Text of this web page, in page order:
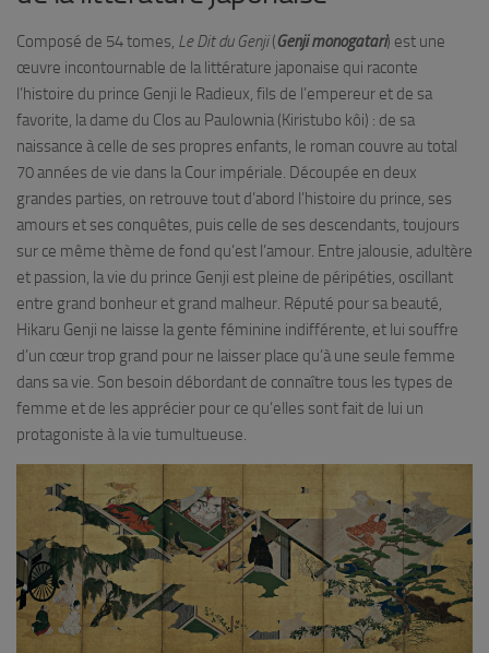
Composé de 54 tomes, Le Dit du Genji(Genji monogatari) est une
œuvre incontournable de la littérature japonaise qui raconte
l’histoire du prince Genji le Radieux, fils de l’empereur et de sa
favorite, la dame du Clos au Paulownia (Kiristubo kôi) : de sa
naissance à celle de ses propres enfants, le roman couvre au total
70 années de vie dans la Cour impériale. Découpée en deux
grandes parties, on retrouve tout d’abord l’histoire du prince, ses
amours et ses conquêtes, puis celle de ses descendants, toujours
sur ce même thème de fond qu’est l’amour. Entre jalousie, adultère
et passion, la vie du prince Genji est pleine de péripéties, oscillant
entre grand bonheur et grand malheur. Réputé pour sa beauté,
Hikaru Genji ne laisse la gente féminine indifférente, et lui souffre
d’un cœur trop grand pour ne laisser place qu’à une seule femme
dans sa vie. Son besoin débordant de connaître tous les types de
femme et de les apprécier pour ce qu’elles sont fait de lui un
protagoniste à la vie tumultueuse.